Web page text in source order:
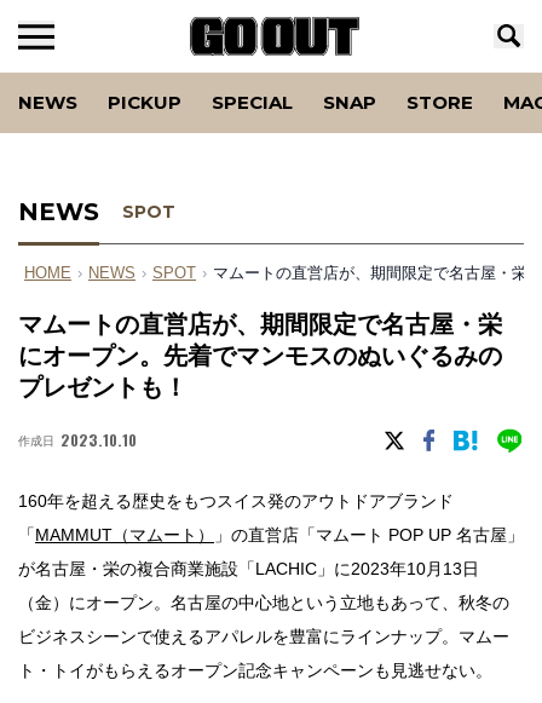
NEWS PICKUP SPECIAL SNAP STORE
NEWS SPOT
HOME › NEWS › SPOT › マムートの直営店が、期間限定で名古屋・栄
マムートの直営店が、期間限定で名古屋・栄
にオープン。先着でマンモスのぬいぐるみの
プレゼントも！
作成日 2023.10.10
160年を超える歴史をもつスイス発のアウトドアブランド
「MAMMUT（マムート）
」の直営店「マムート POP UP 名古屋」
が名古屋・栄の複合商業施設「LACHIC」に2023年10月13日
（金）にオープン。名古屋の中心地という立地もあって、秋冬の
ビジネスシーンで使えるアパレルを豊富にラインナップ。マムー
ト・トイがもらえるオープン記念キャンペーンも見逃せない。